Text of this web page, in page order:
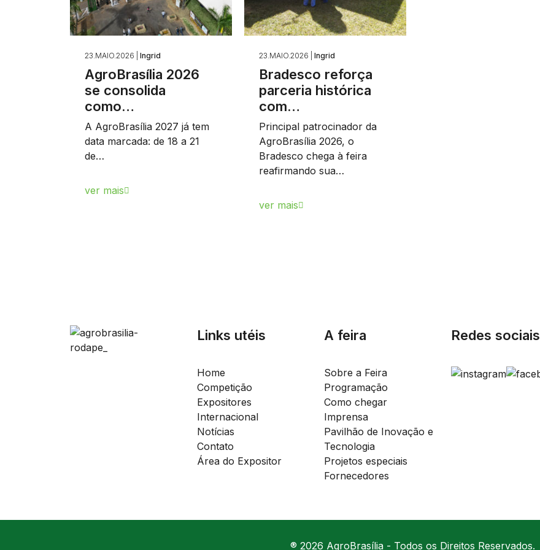
23.MAIO.2026 | Ingrid
AgroBrasília 2026
se consolida
como…
A AgroBrasília 2027 já tem
data marcada: de 18 a 21
de…
ver mais
23.MAIO.2026 | Ingrid
Bradesco reforça
parceria histórica
com…
Principal patrocinador da
AgroBrasília 2026, o
Bradesco chega à feira
reafirmando sua…
ver mais
Links utéis
Home
Competição
Expositores
Internacional
Notícias
Contato
Área do Expositor
A feira
Sobre a Feira
Programação
Como chegar
Imprensa
Pavilhão de Inovação e
Tecnologia
Projetos especiais
Fornecedores
Redes sociais
® 2026 AgroBrasília - Todos os Direitos Reservados.